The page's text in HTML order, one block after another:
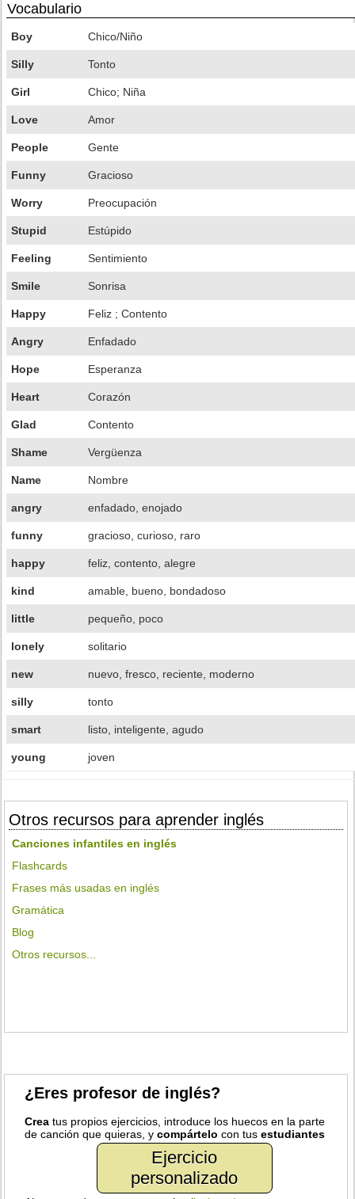
Vocabulario
Boy Chico/Niño
Silly Tonto
Girl Chico; Niña
Love Amor
People Gente
Funny Gracioso
Worry Preocupación
Stupid Estúpido
Feeling Sentimiento
Smile Sonrisa
Happy Feliz ; Contento
Angry Enfadado
Hope Esperanza
Heart Corazón
Glad Contento
Shame Vergüenza
Name Nombre
angry enfadado, enojado
funny gracioso, curioso, raro
happy feliz, contento, alegre
kind amable, bueno, bondadoso
little pequeño, poco
lonely solitario
new nuevo, fresco, reciente, moderno
silly tonto
smart listo, inteligente, agudo
young joven
Otros recursos para aprender inglés
Canciones infantiles en inglés
Flashcards
Frases más usadas en inglés
Gramática
Blog
Otros recursos...
¿Eres profesor de inglés?
Crea tus propios ejercicios, introduce los huecos en la parte
de canción que quieras, ycompártelo con tusestudiantes
Ejercicio
personalizado